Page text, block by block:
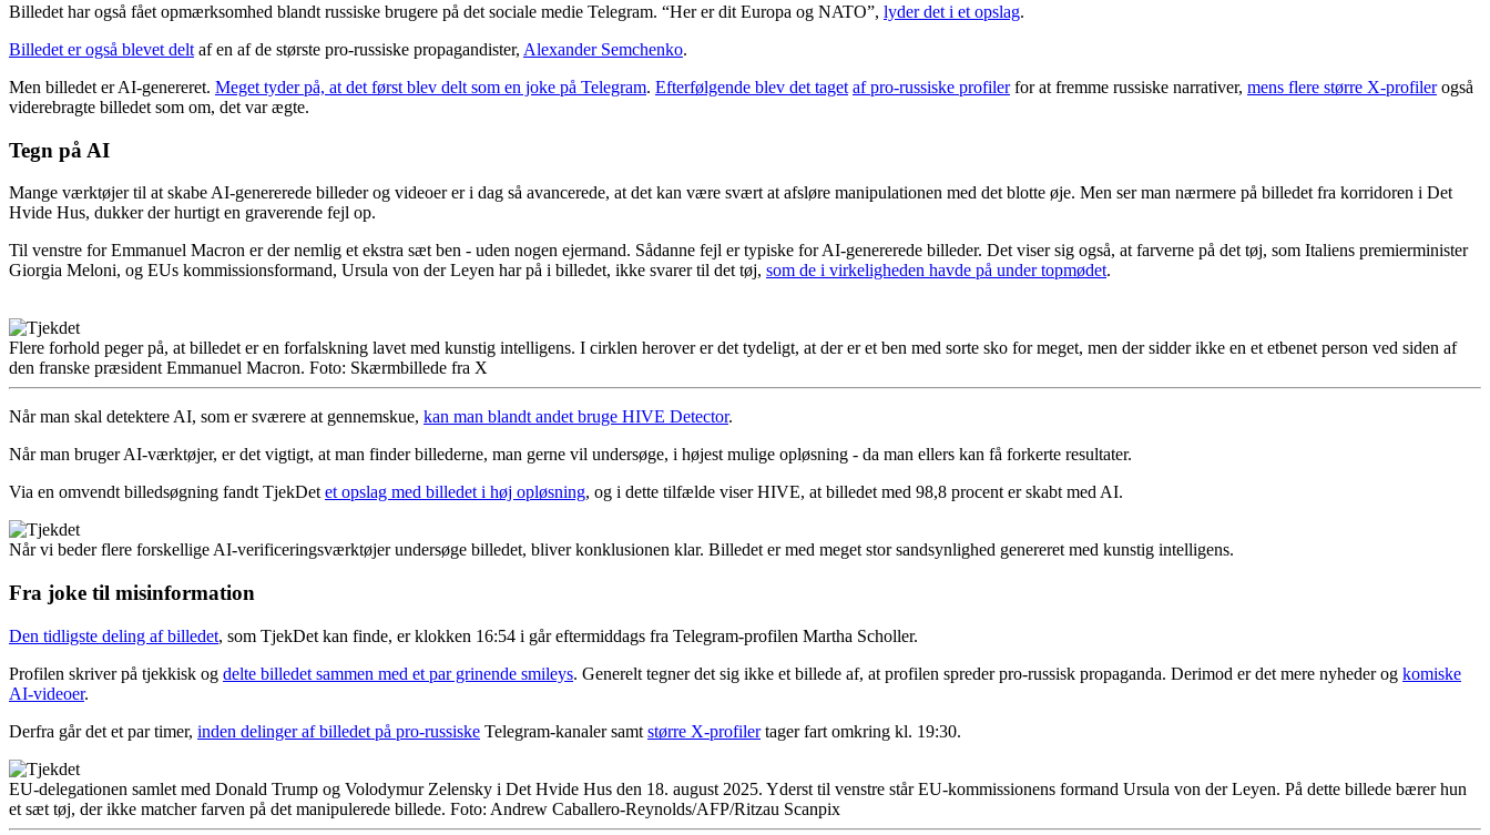
Billedet har også fået opmærksomhed blandt russiske brugere på det sociale medie Telegram. “Her er dit Europa og NATO”, lyder det i et opslag.
Billedet er også blevet delt af en af de største pro-russiske propagandister, Alexander Semchenko.
Men billedet er AI-genereret. Meget tyder på, at det først blev delt som en joke på Telegram. Efterfølgende blev det taget af pro-russiske profilerfor at fremme russiske narrativer, mens flere større X-profilerogså
viderebragte billedet som om, det var ægte.
Tegn på AI
Mange værktøjer til at skabe AI-genererede billeder og videoer er i dag så avancerede, at det kan være svært at afsløre manipulationen med det blotte øje. Men ser man nærmere på billedet fra korridoren i Det
Hvide Hus, dukker der hurtigt en graverende fejl op.
Til venstre for Emmanuel Macron er der nemlig et ekstra sæt ben - uden nogen ejermand. Sådanne fejl er typiske for AI-genererede billeder. Det viser sig også, at farverne på det tøj, som Italiens premierminister
Giorgia Meloni, og EUs kommissionsformand, Ursula von der Leyen har på i billedet, ikke svarer til det tøj, som de i virkeligheden havde på under topmødet.
Flere forhold peger på, at billedet er en forfalskning lavet med kunstig intelligens. I cirklen herover er det tydeligt, at der er et ben med sorte sko for meget, men der sidder ikke en et etbenet person ved siden af
den franske præsident Emmanuel Macron. Foto: Skærmbillede fra X
Når man skal detektere AI, som er sværere at gennemskue, kan man blandt andet bruge HIVE Detector.
Når man bruger AI-værktøjer, er det vigtigt, at man finder billederne, man gerne vil undersøge, i højest mulige opløsning - da man ellers kan få forkerte resultater.
Via en omvendt billedsøgning fandt TjekDet et opslag med billedet i høj opløsning, og i dette tilfælde viser HIVE, at billedet med 98,8 procent er skabt med AI.
Når vi beder flere forskellige AI-verificeringsværktøjer undersøge billedet, bliver konklusionen klar. Billedet er med meget stor sandsynlighed genereret med kunstig intelligens.
Fra joke til misinformation
Den tidligste deling af billedet, som TjekDet kan finde, er klokken 16:54 i går eftermiddags fra Telegram-profilen Martha Scholler.
Profilen skriver på tjekkisk og delte billedet sammen med et par grinende smileys. Generelt tegner det sig ikke et billede af, at profilen spreder pro-russisk propaganda. Derimod er det mere nyheder og komiske
AI-videoer.
Derfra går det et par timer, inden delinger af billedet på pro-russiske Telegram-kanaler samt større X-profilertager fart omkring kl. 19:30.
EU-delegationen samlet med Donald Trump og Volodymur Zelensky i Det Hvide Hus den 18. august 2025. Yderst til venstre står EU-kommissionens formand Ursula von der Leyen. På dette billede bærer hun
et sæt tøj, der ikke matcher farven på det manipulerede billede. Foto: Andrew Caballero-Reynolds/AFP/Ritzau Scanpix